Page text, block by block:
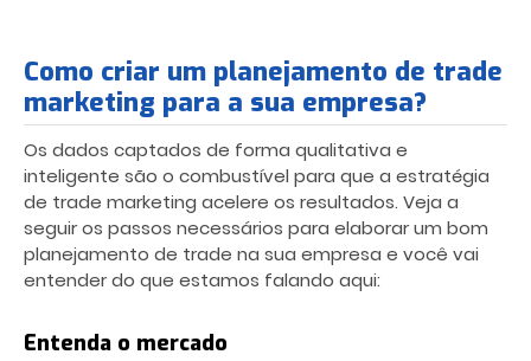
Como criar um planejamento de trade
marketing para a sua empresa?
Os dados captados de forma qualitativa e
inteligente são o combustível para que a estratégia
de trade marketing acelere os resultados. Veja a
seguir os passos necessários para elaborar um bom
planejamento de trade na sua empresa e você vai
entender do que estamos falando aqui:
Entenda o mercado